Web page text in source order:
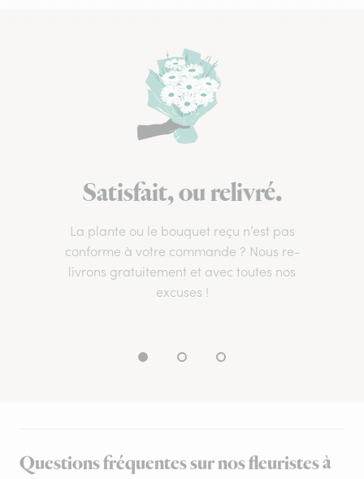
Satisfait, ou relivré.
La plante ou le bouquet reçu n’est pas
conforme à votre commande ? Nous re-
livrons gratuitement et avec toutes nos
excuses !
Questions fréquentes sur nos fleuristes à